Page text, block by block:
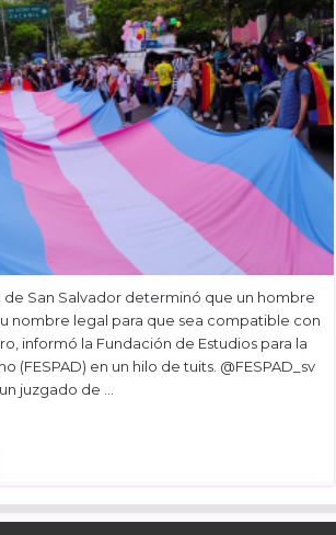
de San Salvador determinó que un hombre
nombre legal para que sea compatible con
informó la Fundación de Estudios para la
(FESPAD) en un hilo de tuits. @FESPAD_sv
juzgado de …